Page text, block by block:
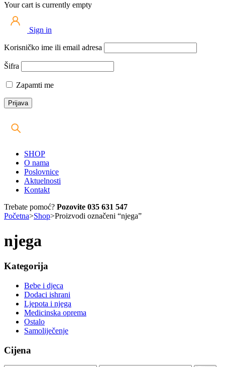
Your cart is currently empty
Sign in
Korisničko ime ili email adresa
Šifra
Zapamti me
SHOP
O nama
Poslovnice
Aktuelnosti
Kontakt
Trebate pomoć? Pozovite 035 631 547
Početna>Shop>Proizvodi označeni “njega”
njega
Kategorija
Bebe i djeca
Dodaci ishrani
Ljepota i njega
Medicinska oprema
Ostalo
Samoliječenje
Cijena